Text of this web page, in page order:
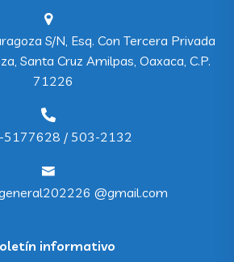
S/N, Esq. Con Tercera Privada
Santa Cruz Amilpas, Oaxaca, C.P.
71226
5177628 / 503-2132
@gmail.com
informativo